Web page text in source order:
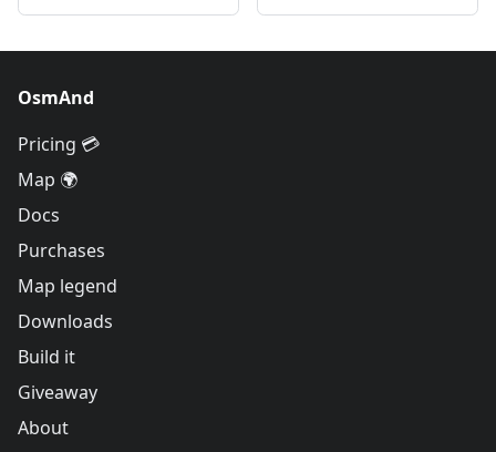
OsmAnd
Pricing 💳
Map 🌍
Docs
Purchases
Map legend
Downloads
Build it
Giveaway
About